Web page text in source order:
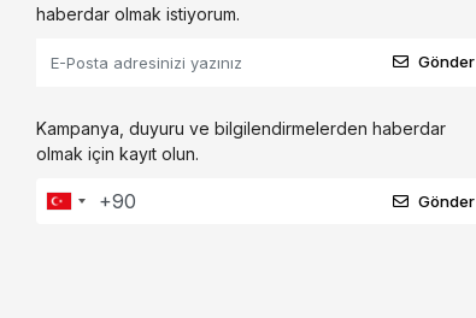
haberdar olmak istiyorum.
Gönder
Kampanya, duyuru ve bilgilendirmelerden haberdar
olmak için kayıt olun.
Gönder